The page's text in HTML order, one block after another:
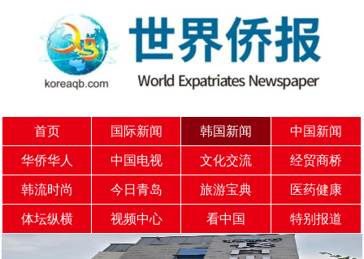
首页 国际新闻 韩国新闻 中国新闻
华侨华人 中国电视 文化交流 经贸商桥
韩流时尚 今日青岛 旅游宝典 医药健康
体坛纵横 视频中心 看中国 特别报道